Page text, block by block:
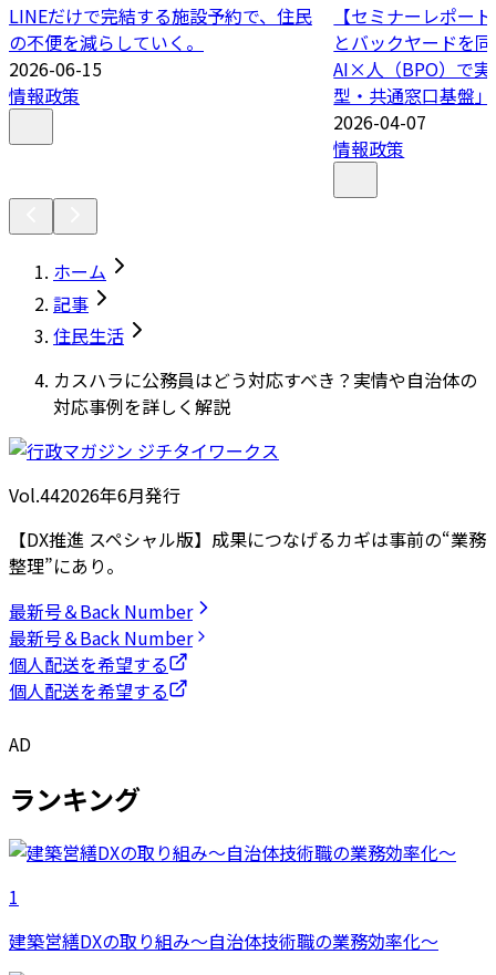
LINEだけで完結する施設予約で、住民
の不便を減らしていく。
2026-06-15
情報政策
【セミナーレポー
とバックヤードを
AI×人（BPO）で
型・共通窓口基盤」
2026-04-07
情報政策
ホーム
記事
住民生活
カスハラに公務員はどう対応すべき？実情や自治体の
対応事例を詳しく解説
Vol.442026年6月発行
【DX推進 スペシャル版】成果につなげるカギは事前の“業務
整理”にあり。
最新号＆Back Number
最新号＆Back Number
個人配送を希望する
個人配送を希望する
AD
ランキング
1
建築営繕DXの取り組み～自治体技術職の業務効率化～